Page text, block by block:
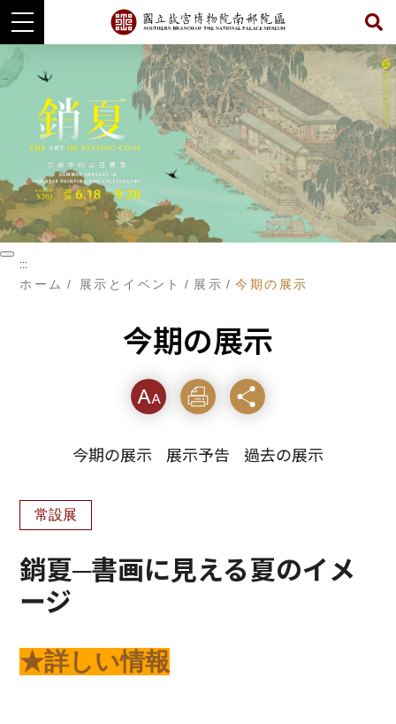
コ
ャ
ン
プ
す
る
暫 :::
ホーム 展示とイベント 展示 今期の展示
今期の展示
フォ
サイ
印刷 シェ
今期の展示 展示予告 過去の展示
常設展
銷夏─書画に見える夏のイメ
ージ
★詳しい情報